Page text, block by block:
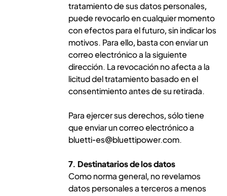
tratamiento de sus datos personales,
puede revocarlo en cualquier momento
con efectos para el futuro, sin indicar los
motivos. Para ello, basta con enviar un
correo electrónico a la siguiente
dirección. La revocación no afecta a la
licitud del tratamiento basado en el
consentimiento antes de su retirada.
Para ejercer sus derechos, sólo tiene
que enviar un correo electrónico a
bluetti-es@bluettipower.com.
7. Destinatarios de los datos
Como norma general, no revelamos
datos personales a terceros a menos